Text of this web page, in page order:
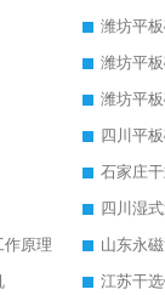
潍坊平
潍坊平
潍坊平
四川平
石家庄
四川湿
作原理
江苏干